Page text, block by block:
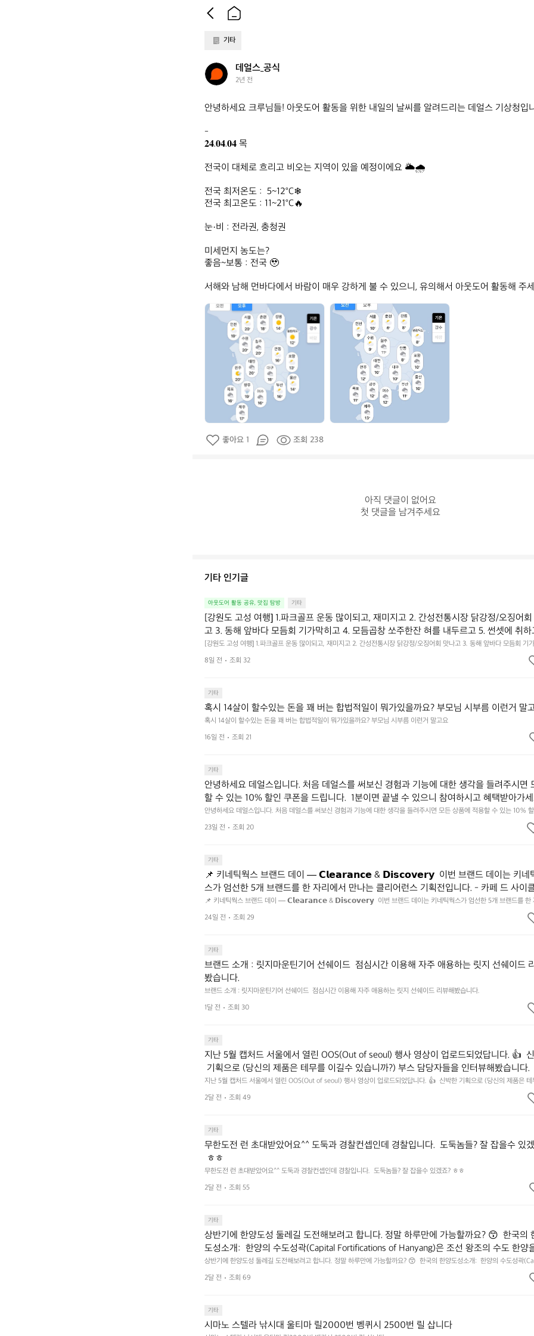
기타
데
얼
_
공
데얼스_공식
2년 전
안녕하세요 크루님들! 아웃도어 활동을 위한 내일의 날씨를 알려드리는 데얼스 기상청
-
𝟐𝟒.𝟎𝟒.𝟎𝟒 목
전국이 대체로 흐리고 비오는 지역이 있을 예정이에요 🌥️🌧️
전국 최저온도 :  5~12°C❄
전국 최고온도 : 11~21°C🔥
눈·비 : 전라권, 충청권
미세먼지 농도는?
좋음~보통 : 전국 🥹
서해와 남해 먼바다에서 바람이 매우 강하게 불 수 있으니, 유의해서 아웃도어 활동해 주
데
데
좋아요 1 조회 238
아직 댓글이 없어요
첫 댓글을 남겨주세요
기타 인기글
아웃도어 활동 공유, 맛집 탐방 기타
[강원도 고성 여행] 1.파크골프 운동 많이되고, 재미지고 2. 간성전통시장 닭강정/오징어
고 3. 동해 앞바다 모듬회 기가막히고 4. 모듬곱창 쏘주한잔 혀를 내두르고 5. 썬셋에 취하
[강원도 고성 여행] 1.파크골프 운동 많이되고, 재미지고 2. 간성전통시장 닭강정/오징어회 맛나고 3. 동해 앞바다 모듬회 기
8일 전
조회 32
기타
혹시 14살이 할수있는 돈을 꽤 버는 합법적일이 뭐가있을까요? 부모님 시부름 이런거 말
혹시 14살이 할수있는 돈을 꽤 버는 합법적일이 뭐가있을까요? 부모님 시부름 이런거 말고요
16일 전
조회 21
기타
안녕하세요 데얼스입니다. 처음 데얼스를 써보신 경험과 기능에 대한 생각을 들려주시면
할 수 있는 10% 할인 쿠폰을 드립니다.  1분이면 끝낼 수 있으니 참여하시고 혜택받아가
크 클릭 후 작성하시면 됩니다. https://docs.google.com/forms/d/e/1FAIpQLSfSU5C-
bf1aCz3n9BB-jhkSYyjUlRSli3w/viewform?usp=header
안녕하세요 데얼스입니다. 처음 데얼스를 써보신 경험과 기능에 대한 생각을 들려주시면 모든 상품에 적용할 수 있는 10%
분이면 끝낼 수 있으니 참여하시고 혜택받아가세요 :)  하기의 링크 클릭 후 작성하시면 됩니다. https://docs.google.com/
U5C-euRse0uUKR3Rp1ibf1aCz3n9BB-jhkSYyjUlRSli3w/viewform?usp=header
23일 전 조회 20
기타
📌 키네틱웍스 브랜드 데이 — 𝗖𝗹𝗲𝗮𝗿𝗮𝗻𝗰𝗲 & 𝗗𝗶𝘀𝗰𝗼𝘃𝗲𝗿𝘆  이번 브랜드 데이는 키네
스가 엄선한 5개 브랜드를 한 자리에서 만나는 클리어런스 기획전입니다. - 카페 드 사이
트 - 릿지 마운틴 기어 - 써클 스포츠웨어 - 블랙쉽 - 시티 컨트리 시티  옷장 속 자리만 차
던 아이템은 비우고, 새로운 시즌을 채워줄 발견을 지금 시작해 보세요. 👉 최대
📌 키네틱웍스 브랜드 데이 — 𝗖𝗹𝗲𝗮𝗿𝗮𝗻𝗰𝗲 & 𝗗𝗶𝘀𝗰𝗼𝘃𝗲𝗿𝘆  이번 브랜드 데이는 키네틱웍스가 엄선한 5개 브랜드를 한
서 만나는 클리어런스 기획전입니다. - 카페 드 사이클리스트 - 릿지 마운틴 기어 - 써클 스포츠웨어 - 블랙쉽 - 시티 컨트리
장 속 자리만 차지하던 아이템은 비우고, 새로운 시즌을 채워줄 발견을 지금 시작해 보세요. 👉 최대 ~𝟱𝟬% 𝗦𝗔𝗟𝗘  지금
24일 전 조회 29
기타
브랜드 소개 : 릿지마운틴기어 선쉐이드  점심시간 이용해 자주 애용하는 릿지 선쉐이드
봤습니다.
브랜드 소개 : 릿지마운틴기어 선쉐이드  점심시간 이용해 자주 애용하는 릿지 선쉐이드 리뷰해봤습니다.
1달 전
조회 30
기타
지난 5월 캡처드 서울에서 열린 OOS(Out of seoul) 행사 영상이 업로드되었답니다. 👍
기획으로 (당신의 제품은 테무를 이길수 있습니까?) 부스 담당자들을 인터뷰해봤습니다.
한 이야기 가득한 영상으로 만나보시죠💪
지난 5월 캡처드 서울에서 열린 OOS(Out of seoul) 행사 영상이 업로드되었답니다. 👍  신박한 기획으로 (당신의 제품은 테
2달 전
조회 49
기타
무한도전 런 초대받았어요^^ 도둑과 경찰컨셉인데 경찰입니다.  도둑놈들? 잘 잡을수 있
ㅎㅎ
무한도전 런 초대받았어요^^ 도둑과 경찰컨셉인데 경찰입니다.  도둑놈들? 잘 잡을수 있겠죠? ㅎㅎ
2달 전
조회 55
기타
상반기에 한양도성 둘레길 도전해보려고 합니다. 정말 하루만에 가능할까요? 😙  한국의
도성소개:  한양의 수도성곽(Capital Fortifications of Hanyang)은 조선 왕조의 수도 한양
어하기 위해 축조된 대규모 성곽군으로, 도성(한양도성), 입보성(북한산성), 연결성(탕춘
로 구성되어 있다. 이 성곽은 단순한 수도방어 시설을 넘어 도시와 주변 환경이 결합된 역
수도 성곽이다.
상반기에 한양도성 둘레길 도전해보려고 합니다. 정말 하루만에 가능할까요? 😙  한국의 한양도성소개:  한양의 수도성곽
ortifications of Hanyang)은 조선 왕조의 수도 한양을 방어하기 위해 축조된 대규모 성곽군으로, 도성(한양도성), 입보성(
성), 연결성(탕춘대성)으로 구성되어 있다. 이 성곽은 단순한 수도방어 시설을 넘어 도시와 주변 환경이 결합된 역사적 경관
2달 전 조회 69
기타
시마노 스텔라 낚시대 울티마 릴2000번 벵퀴시 2500번 릴 삽니다